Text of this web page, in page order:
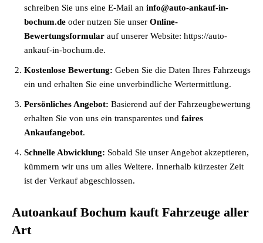
schreiben Sie uns eine E-Mail an info@auto-ankauf-in-
bochum.de oder nutzen Sie unser Online-
Bewertungsformular auf unserer Website: https://auto-
ankauf-in-bochum.de.
Kostenlose Bewertung: Geben Sie die Daten Ihres Fahrzeugs
ein und erhalten Sie eine unverbindliche Wertermittlung.
Persönliches Angebot: Basierend auf der Fahrzeugbewertung
erhalten Sie von uns ein transparentes und faires
Ankaufangebot.
Schnelle Abwicklung: Sobald Sie unser Angebot akzeptieren,
kümmern wir uns um alles Weitere. Innerhalb kürzester Zeit
ist der Verkauf abgeschlossen.
Autoankauf Bochum kauft Fahrzeuge aller
Art